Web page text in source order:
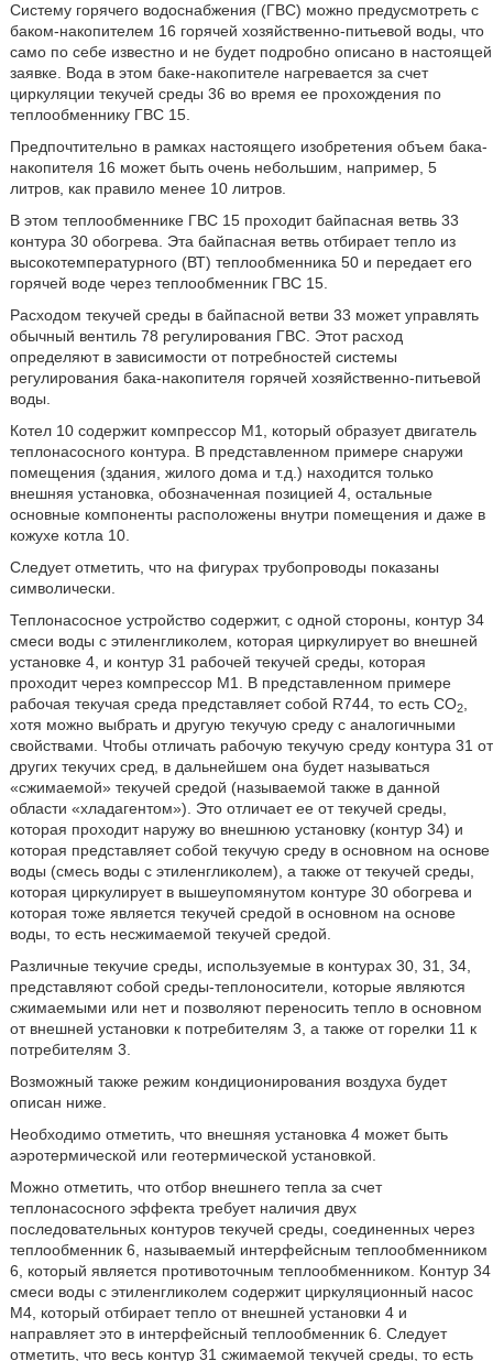
Систему горячего водоснабжения (ГВС) можно предусмотреть с
баком-накопителем 16 горячей хозяйственно-питьевой воды, что
само по себе известно и не будет подробно описано в настоящей
заявке. Вода в этом баке-накопителе нагревается за счет
циркуляции текучей среды 36 во время ее прохождения по
теплообменнику ГВС 15.
Предпочтительно в рамках настоящего изобретения объем бака-
накопителя 16 может быть очень небольшим, например, 5
литров, как правило менее 10 литров.
В этом теплообменнике ГВС 15 проходит байпасная ветвь 33
контура 30 обогрева. Эта байпасная ветвь отбирает тепло из
высокотемпературного (ВТ) теплообменника 50 и передает его
горячей воде через теплообменник ГВС 15.
Расходом текучей среды в байпасной ветви 33 может управлять
обычный вентиль 78 регулирования ГВС. Этот расход
определяют в зависимости от потребностей системы
регулирования бака-накопителя горячей хозяйственно-питьевой
воды.
Котел 10 содержит компрессор М1, который образует двигатель
теплонасосного контура. В представленном примере снаружи
помещения (здания, жилого дома и т.д.) находится только
внешняя установка, обозначенная позицией 4, остальные
основные компоненты расположены внутри помещения и даже в
кожухе котла 10.
Следует отметить, что на фигурах трубопроводы показаны
символически.
Теплонасосное устройство содержит, с одной стороны, контур 34
смеси воды с этиленгликолем, которая циркулирует во внешней
установке 4, и контур 31 рабочей текучей среды, которая
проходит через компрессор М1. В представленном примере
рабочая текучая среда представляет собой R744, то есть СО2,
хотя можно выбрать и другую текучую среду с аналогичными
свойствами. Чтобы отличать рабочую текучую среду контура 31 от
других текучих сред, в дальнейшем она будет называться
«сжимаемой» текучей средой (называемой также в данной
области «хладагентом»). Это отличает ее от текучей среды,
которая проходит наружу во внешнюю установку (контур 34) и
которая представляет собой текучую среду в основном на основе
воды (смесь воды с этиленгликолем), а также от текучей среды,
которая циркулирует в вышеупомянутом контуре 30 обогрева и
которая тоже является текучей средой в основном на основе
воды, то есть несжимаемой текучей средой.
Различные текучие среды, используемые в контурах 30, 31, 34,
представляют собой среды-теплоносители, которые являются
сжимаемыми или нет и позволяют переносить тепло в основном
от внешней установки к потребителям 3, а также от горелки 11 к
потребителям 3.
Возможный также режим кондиционирования воздуха будет
описан ниже.
Необходимо отметить, что внешняя установка 4 может быть
аэротермической или геотермической установкой.
Можно отметить, что отбор внешнего тепла за счет
теплонасосного эффекта требует наличия двух
последовательных контуров текучей среды, соединенных через
теплообменник 6, называемый интерфейсным теплообменником
6, который является противоточным теплообменником. Контур 34
смеси воды с этиленгликолем содержит циркуляционный насос
М4, который отбирает тепло от внешней установки 4 и
направляет это в интерфейсный теплообменник 6. Следует
отметить, что весь контур 31 сжимаемой текучей среды, то есть